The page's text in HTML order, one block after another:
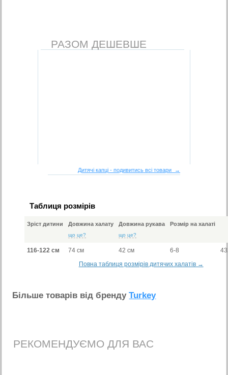
РАЗОМ ДЕШЕВШЕ
Дитячі капці - подивитись всі товари →
Таблиця розмірів
Зріст дитини Довжина халату
що це?
Довжина рукава
що це?
Розмір на халаті
116-122 см 74 см 42 см 6-8
Повна таблиця розмірів дитячих халатів →
Бiльше товарiв вiд брендуTurkey
РЕКОМЕНДУЄМО ДЛЯ ВАС